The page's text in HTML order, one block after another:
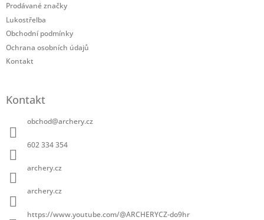
Prodávané značky
Lukostřelba
Obchodní podmínky
Ochrana osobních údajů
Kontakt
Kontakt
obchod@archery.cz
602 334 354
archery.cz
archery.cz
https://www.youtube.com/@ARCHERYCZ-do9hr